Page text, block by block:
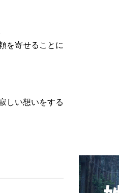
を寄せることに
しい想いをする